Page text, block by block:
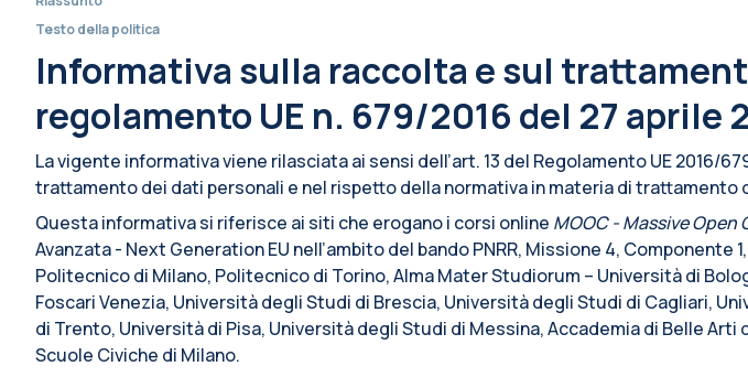
Testo della politica
Informativa sulla raccolta e sul
regolamento UE n. 679/2016 del 27 aprile
La vigente informativa viene rilasciata ai sensi dell’art. 13 del Regolamento UE
trattamento dei dati personali e nel rispetto della normativa in materia di trattamento
Questa informativa si riferisce ai siti che erogano i corsi online MOOC - Massive Open
Avanzata - Next Generation EU nell’ambito del bando PNRR, Missione 4,
Politecnico di Milano, Politecnico di Torino, Alma Mater Studiorum – Università di
Foscari Venezia, Università degli Studi di Brescia, Università degli Studi di Cagliari,
di Trento, Università di Pisa, Università degli Studi di Messina, Accademia di Belle
Scuole Civiche di Milano.